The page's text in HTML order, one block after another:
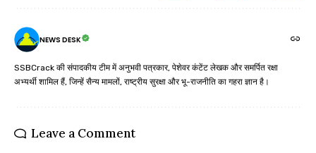
NEWS DESK
SSBCrack की संपादकीय टीम में अनुभवी पत्रकार, पेशेवर कंटेंट लेखक और समर्पित रक्षा
अभ्यर्थी शामिल हैं, जिन्हें सैन्य मामलों, राष्ट्रीय सुरक्षा और भू-राजनीति का गहरा ज्ञान है।
Leave a Comment